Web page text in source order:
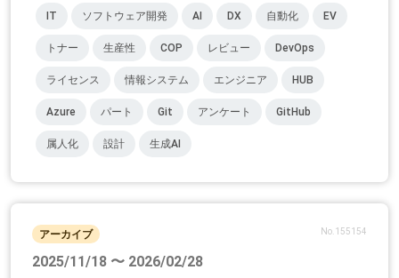
IT ソフトウェア開発 AI DX 自動化 EV
トナー 生産性 COP レビュー DevOps
ライセンス 情報システム エンジニア HUB
Azure パート Git アンケート GitHub
属人化 設計 生成AI
アーカイブ No.155154
2025/11/18 〜 2026/02/28